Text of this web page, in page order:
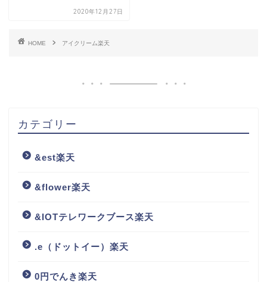
2020年12月27日
HOME アイクリーム楽天
カテゴリー
&est楽天
&flower楽天
&IOTテレワークブース楽天
.e（ドットイー）楽天
0円でんき楽天